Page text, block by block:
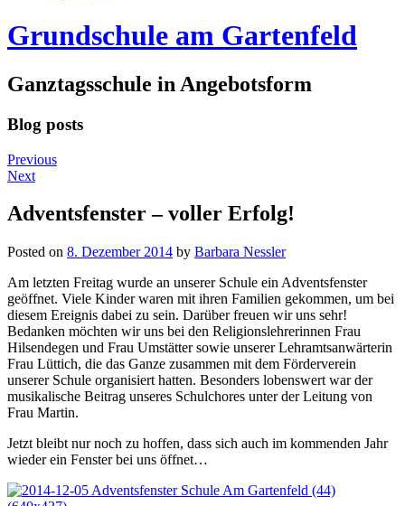
Grundschule am Gartenfeld
Ganztagsschule in Angebotsform
Blog posts
Previous
Next
Adventsfenster – voller Erfolg!
Posted on 8. Dezember 2014 by Barbara Nessler
Am letzten Freitag wurde an unserer Schule ein Adventsfenster
geöffnet. Viele Kinder waren mit ihren Familien gekommen, um bei
diesem Ereignis dabei zu sein. Darüber freuen wir uns sehr!
Bedanken möchten wir uns bei den Religionslehrerinnen Frau
Hilsendegen und Frau Umstätter sowie unserer Lehramtsanwärterin
Frau Lüttich, die das Ganze zusammen mit dem Förderverein
unserer Schule organisiert hatten. Besonders lobenswert war der
musikalische Beitrag unseres Schulchores unter der Leitung von
Frau Martin.
Jetzt bleibt nur noch zu hoffen, dass sich auch im kommenden Jahr
wieder ein Fenster bei uns öffnet…